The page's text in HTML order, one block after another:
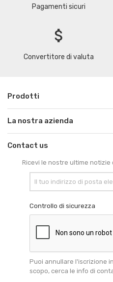
Pagamenti sicuri
attach_money
Convertitore di valuta
Prodotti
La nostra azienda
Contact us
Ricevi le nostre ultime
Controllo di sicurezza
Puoi annullare l'iscrizione
scopo, cerca le info di